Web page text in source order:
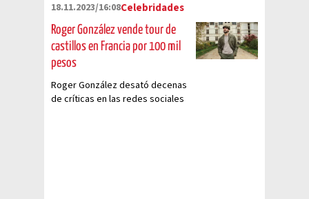
18.11.2023/16:08Celebridades
Roger González vende tour de
castillos en Francia por 100 mil
pesos
Roger González desató decenas
de críticas en las redes sociales